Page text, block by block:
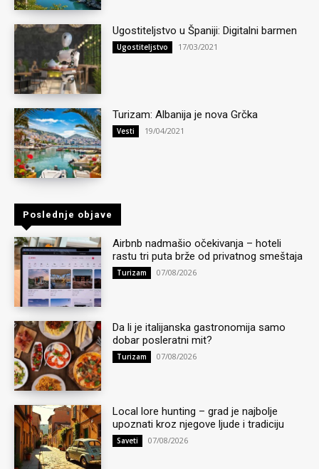
Ugostiteljstvo u Španiji: Digitalni barmen
Ugostiteljstvo 17/03/2021
Turizam: Albanija je nova Grčka
Vesti 19/04/2021
Poslednje objave
Airbnb nadmašio očekivanja – hoteli
rastu tri puta brže od privatnog smeštaja
Turizam 07/08/2026
Da li je italijanska gastronomija samo
dobar posleratni mit?
Turizam 07/08/2026
Local lore hunting – grad je najbolje
upoznati kroz njegove ljude i tradiciju
Saveti 07/08/2026